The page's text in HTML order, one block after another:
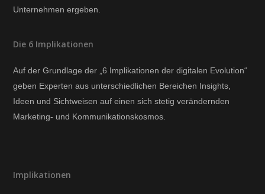
Unternehmen ergeben.
Die 6 Implikationen
Auf der Grundlage der „6 Implikationen der digitalen Evolution“
geben Experten aus unterschiedlichen Bereichen Insights,
Ideen und Sichtweisen auf einen sich stetig verändernden
Marketing- und Kommunikationskosmos.
Implikationen